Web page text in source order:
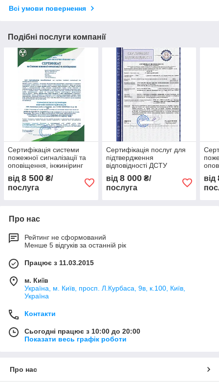
Всі умови повернення
Подібні послуги компанії
Сертифікація системи
пожежної сигналізації та
оповіщення, інжиніринг
пожежної безпеки
від 8 500 ₴/
послуга
Сертифікація послуг для
підтвердження
відповідності ДСТУ
4269:2003 «Послуги
туристичні. Класифікація
готелів»
від 8 000₴/
послуга
від
Про нас
Рейтинг не сформований
Менше 5 відгуків за останній рік
Працює з 11.03.2015
м. Київ
Україна, м. Київ, просп. Л.Курбаса, 9в, к.100, Київ,
Україна
Контакти
Сьогодні працює з 10:00 до 20:00
Показати весь графік роботи
Про нас